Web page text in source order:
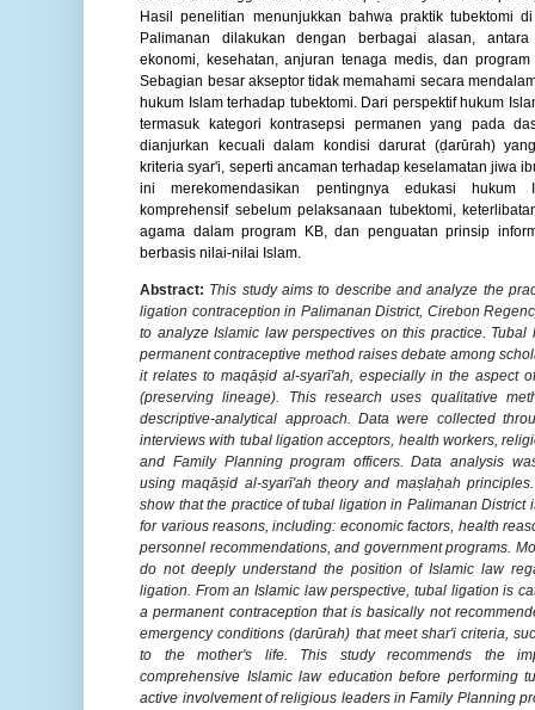
Hasil penelitian menunjukkan bahwa praktik tubektomi
Palimanan dilakukan dengan berbagai alasan,
ekonomi, kesehatan, anjuran tenaga medis, dan program
Sebagian besar akseptor tidak memahami secara
hukum Islam terhadap tubektomi. Dari perspektif hukum
termasuk kategori kontrasepsi permanen yang pada
dianjurkan kecuali dalam kondisi darurat (ḍarūrah)
kriteria syar'i, seperti ancaman terhadap keselamatan jiwa
ini merekomendasikan pentingnya edukasi hukum
komprehensif sebelum pelaksanaan tubektomi,
agama dalam program KB, dan penguatan prinsip
berbasis nilai-nilai Islam.
Abstract: This study aims to describe and analyze the
ligation contraception in Palimanan District, Cirebon
to analyze Islamic law perspectives on this practice. Tubal
permanent contraceptive method raises debate among
it relates to maqāṣid al-syarī'ah, especially in the aspect
(preserving lineage). This research uses qualitative
descriptive-analytical approach. Data were collected
interviews with tubal ligation acceptors, health workers,
and Family Planning program officers. Data analysis
using maqāṣid al-syarī'ah theory and maṣlaḥah
show that the practice of tubal ligation in Palimanan District
for various reasons, including: economic factors, health
personnel recommendations, and government programs.
do not deeply understand the position of Islamic law
ligation. From an Islamic law perspective, tubal ligation is
a permanent contraception that is basically not
emergency conditions (ḍarūrah) that meet shar'i criteria,
to the mother's life. This study recommends the
comprehensive Islamic law education before performing
active involvement of religious leaders in Family Planning